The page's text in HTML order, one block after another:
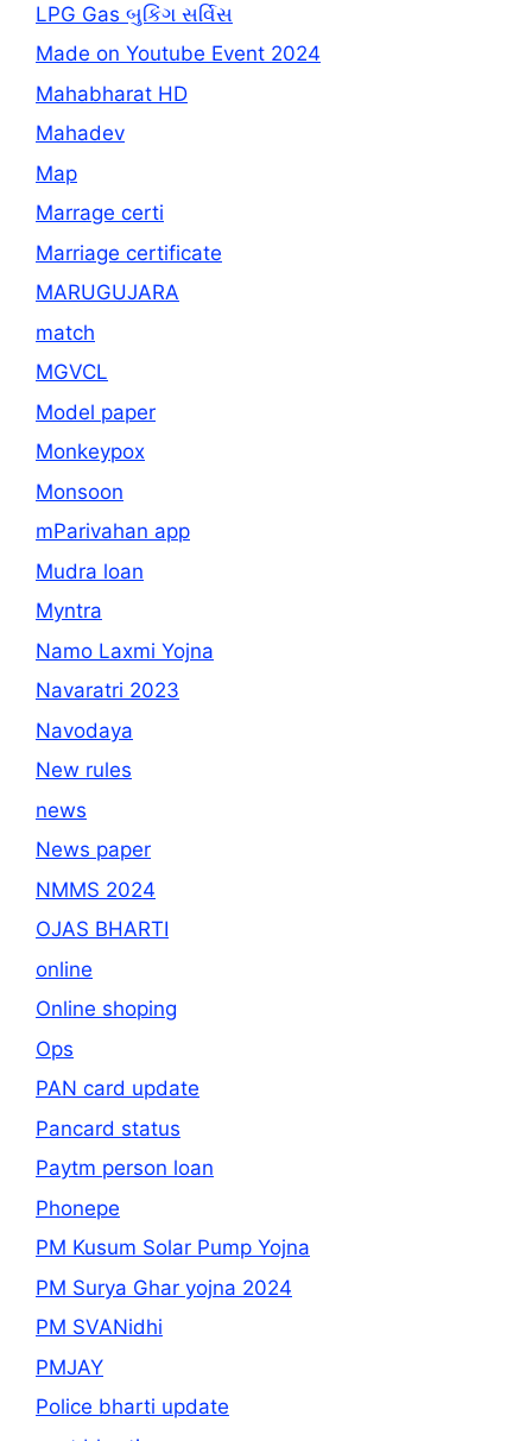
LPG Gas બુકિંગ સર્વિસ
Made on Youtube Event 2024
Mahabharat HD
Mahadev
Map
Marrage certi
Marriage certificate
MARUGUJARA
match
MGVCL
Model paper
Monkeypox
Monsoon
mParivahan app
Mudra loan
Myntra
Namo Laxmi Yojna
Navaratri 2023
Navodaya
New rules
news
News paper
NMMS 2024
OJAS BHARTI
online
Online shoping
Ops
PAN card update
Pancard status
Paytm person loan
Phonepe
PM Kusum Solar Pump Yojna
PM Surya Ghar yojna 2024
PM SVANidhi
PMJAY
Police bharti update